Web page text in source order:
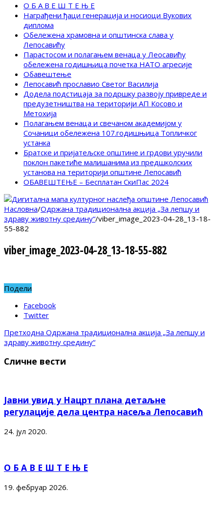
О Б А В Е Ш Т Е Њ Е
Награђени ђаци генерација и носиоци Вукових
диплома
Обележена храмовна и општинска слава у
Лепосавићу
Парастосом и полагањем венаца у Леосавићу
обележена годишњица почетка НАТО агресије
Обавештење
Лепосавић прославио Светог Василија
Додела подстицаја за подршку развоју привреде и
предузетништва на територији АП Косово и
Метохија
Полагањем венаца и свечаном академијом у
Сочаници обележена 107.годишњица Топличког
устанка
Братске и пријатељске општине и грдови уручили
поклон пакетиће малишанима из предшколских
установа на територији општине Лепосавић
ОБАВЕШТЕЊЕ – Бесплатан СкиПас 2024
Насловна/Одржана традиционална акција „За лепшу и
здраву животну средину“/viber_image_2023-04-28_13-18-
55-882
viber_image_2023-04-28_13-18-55-882
Подели
Facebook
Twitter
Претходна Одржана традиционална акција „За лепшу и
здраву животну средину“
Сличне вести
Јавни увид у Нацрт плана детаљне
регулације дела центра насеља Лепосавић
24. јул 2020.
О Б А В Е Ш Т Е Њ Е
19. фебруар 2026.